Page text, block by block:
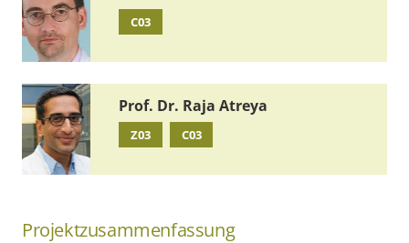
C03
Prof. Dr. Raja Atreya
Z03 C03
Projektzusammenfassung